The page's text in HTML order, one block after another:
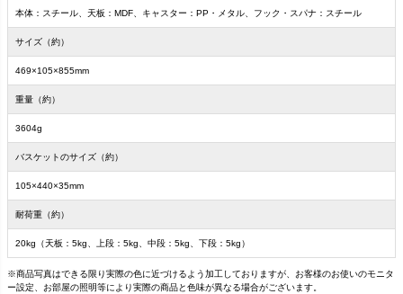
本体：スチール、天板：MDF、キャスター：PP・メタル、フック・スパナ：スチール
サイズ（約）
469×105×855mm
重量（約）
3604g
バスケットのサイズ（約）
105×440×35mm
耐荷重（約）
20kg（天板：5kg、上段：5kg、中段：5kg、下段：5kg）
※商品写真はできる限り実際の色に近づけるよう加工しておりますが、お客様のお使いのモニタ
ー設定、お部屋の照明等により実際の商品と色味が異なる場合がございます。